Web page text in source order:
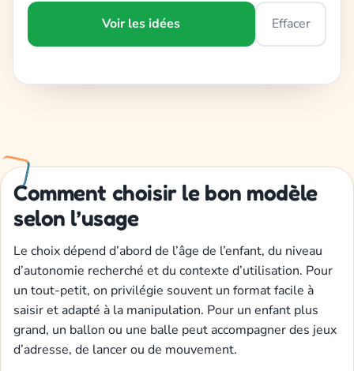
Voir les idées Effacer
Comment choisir le bon modèle
selon l’usage
Le choix dépend d’abord de l’âge de l’enfant, du niveau
d’autonomie recherché et du contexte d’utilisation. Pour
un tout-petit, on privilégie souvent un format facile à
saisir et adapté à la manipulation. Pour un enfant plus
grand, un ballon ou une balle peut accompagner des jeux
d’adresse, de lancer ou de mouvement.